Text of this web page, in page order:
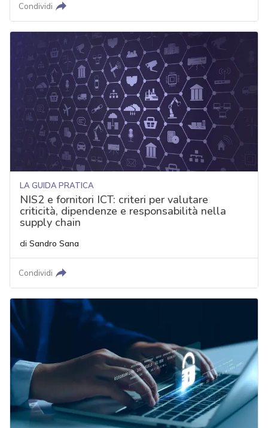
Condividi
LA GUIDA PRATICA
NIS2 e fornitori ICT: criteri per valutare
criticità, dipendenze e responsabilità nella
supply chain
di Sandro Sana
Condividi